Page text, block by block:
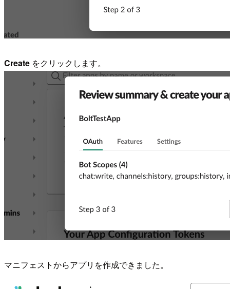
Create をクリックします。
マニフェストからアプリを作成できました。